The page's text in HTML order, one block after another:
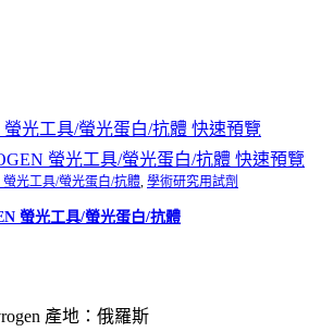
快速預覽
快速預覽
螢光工具/螢光蛋白/抗體, 學術研究用試劑
螢光工具/螢光蛋白/抗體
產地：俄羅斯